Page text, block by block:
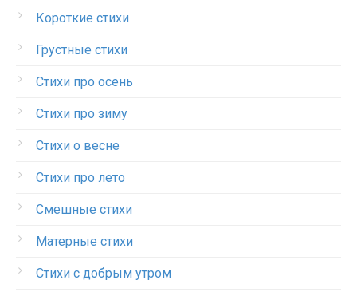
Короткие стихи
Грустные стихи
Стихи про осень
Стихи про зиму
Стихи о весне
Стихи про лето
Смешные стихи
Матерные стихи
Стихи с добрым утром